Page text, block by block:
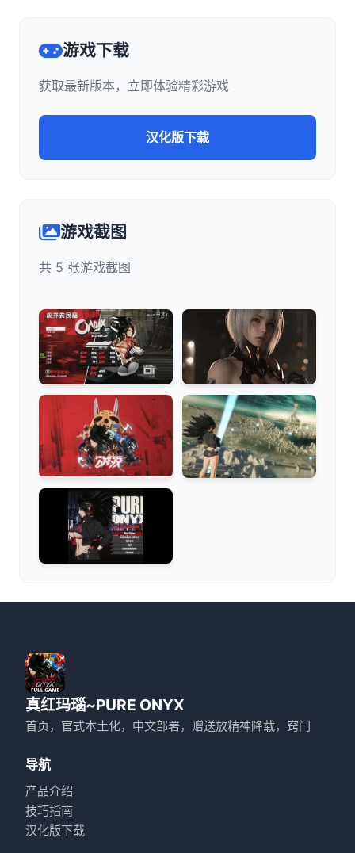
游戏下载
获取最新版本，立即体验精彩游戏
汉化版下载
游戏截图
共 5 张游戏截图
真红玛瑙~PURE ONYX
首页，官式本土化，中文部署，赠送放精神降载，窍门
导航
产品介绍
技巧指南
汉化版下载